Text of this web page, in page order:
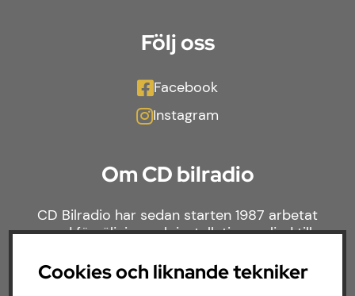
Följ oss
Facebook
Instagram
Om CD bilradio
CD Bilradio har sedan starten 1987 arbetat
med försäljning och installation av ljud till
brett sortiment av billjud till alla typer av
bilmärken och behov.
Cookies och liknande tekniker